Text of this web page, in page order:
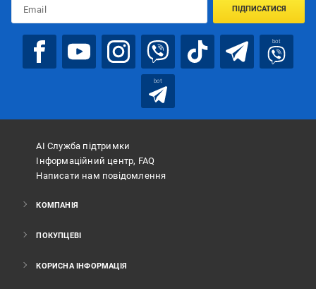
ПІДПИСАТИСЯ
bot
bot
АІ Служба підтримки
Інформаційний центр, FAQ
Написати нам повідомлення
КОМПАНІЯ
ПОКУПЦЕВІ
КОРИСНА ІНФОРМАЦІЯ